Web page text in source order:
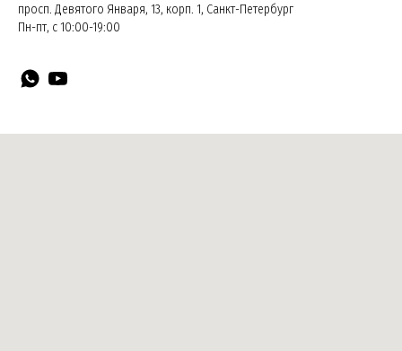
просп. Девятого Января, 13, корп. 1, Санкт-Петербург
Пн-пт, с 10:00-19:00